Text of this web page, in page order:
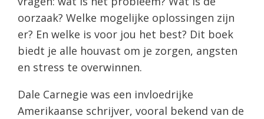
oorzaak? Welke mogelijke oplossingen zijn
er? En welke is voor jou het best? Dit boek
biedt je alle houvast om je zorgen, angsten
en stress te overwinnen.
Dale Carnegie was een invloedrijke
Amerikaanse schrijver, vooral bekend van de